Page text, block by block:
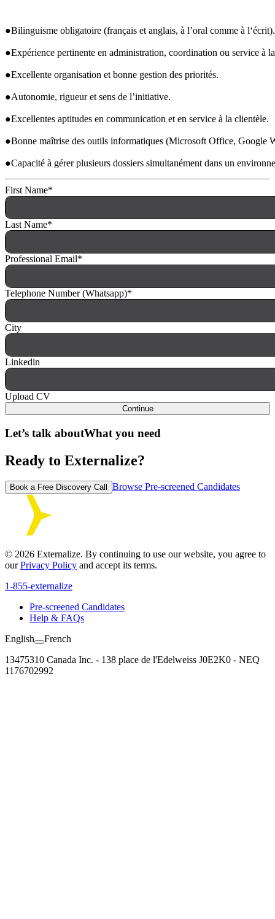
●Bilinguisme obligatoire (français et anglais, à l’oral comme à l‘écrit).
●Expérience pertinente en administration, coordination ou service à
●Excellente organisation et bonne gestion des priorités.
●Autonomie, rigueur et sens de l’initiative.
●Excellentes aptitudes en communication et en service à la clientèle.
●Bonne maîtrise des outils informatiques (Microsoft Office, Google
●Capacité à gérer plusieurs dossiers simultanément dans un
First Name*
Last Name*
Professional Email*
Telephone Number (Whatsapp)*
City
Linkedin
Upload CV
Continue
Let’s talk aboutWhat you need
Ready to Externalize?
Book a Free Discovery Call Browse Pre-screened Candidates
© 2026 Externalize. By continuing to use our website, you agree to
ourPrivacy Policy and accept its terms.
1-855-externalize
Pre-screened Candidates
Help & FAQs
English
French
13475310 Canada Inc. - 138 place de l'Edelweiss J0E2K0 - NEQ
1176702992